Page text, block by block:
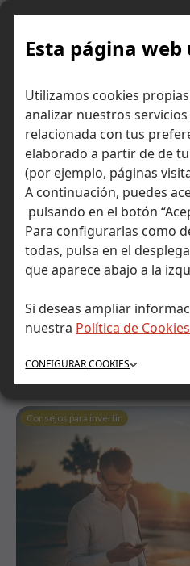
Esta página web
Utilizamos cookies
analizar nuestros
relacionada con tus
elaborado a partir de de
(por ejemplo, páginas
A continuación, puedes
pulsando en el botón
Para configurarlas como
todas, pulsa en el
que aparece abajo a la
Si deseas ampliar
nuestra Política de
CONFIGURARCOOKIES
Skip
El Blog
Bank
asesor
Consejos para invertir